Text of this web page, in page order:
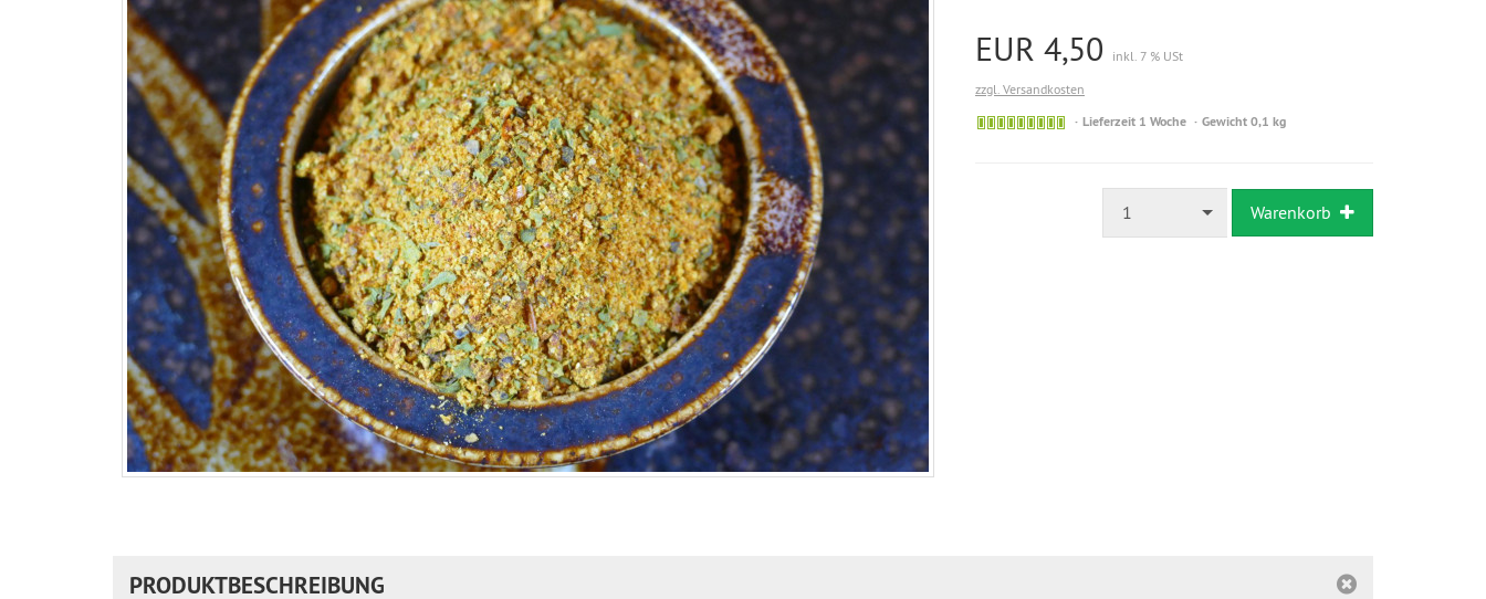
EUR 4,50
inkl. 7 % USt
zzgl. Versandkosten
Sofort
Lieferzeit 1 Woche Gewicht 0,1 kg
1 Warenkorb
PRODUKTBESCHREIBUNG